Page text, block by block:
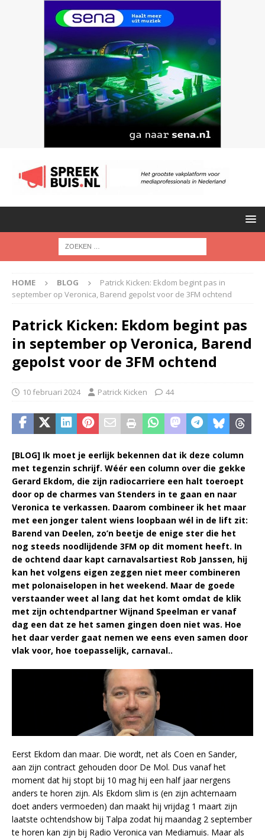
HOME BLOG
Patrick Kicken: Ekdom begint pas in
september op Veronica, Barend gepolst voor de 3FM ochtend
Patrick Kicken: Ekdom begint pas
in september op Veronica, Barend
gepolst voor de 3FM ochtend
10 februari 2024 Patrick Kicken 44
[BLOG] Ik moet je eerlijk bekennen dat ik deze column
met tegenzin schrijf. Wéér een column over die gekke
Gerard Ekdom, die zijn radiocarriere een halt toeroept
door op de charmes van Stenders in te gaan en naar
Veronica te verkassen. Daarom combineer ik het maar
met een jonger talent wiens loopbaan wél in de lift zit:
Barend van Deelen, zo’n beetje de enige ster die het
nog steeds noodlijdende 3FM op dit moment heeft. In
de ochtend daar kapt carnavalsartiest Rob Janssen, hij
kan het volgens eigen zeggen niet meer combineren
met polonaiselopen in het weekend. Maar de goede
verstaander weet al lang dat het komt omdat de klik
met zijn ochtendpartner Wijnand Speelman er vanaf
dag een dat ze het samen gingen doen niet was. Hoe
het daar verder gaat nemen we eens even samen door
vlak voor, hoe toepasselijk, carnaval..
Eerst Ekdom dan maar. Die wordt, net als Coen en Sander,
aan zijn contract gehouden door De Mol. Dus vanaf het
moment dat hij stopt bij 10 mag hij een half jaar nergens
anders te horen zijn. Als Ekdom slim is (en zijn achternaam
doet anders vermoeden) dan maakt hij vrijdag 1 maart zijn
laatste ochtendshow bij Talpa zodat hij maandag 2 september
te horen kan zijn bij Radio Veronica van Mediamuis. Maar als